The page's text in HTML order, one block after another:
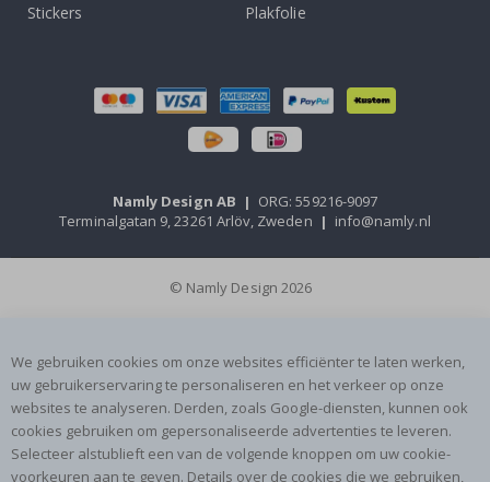
Stickers
Plakfolie
Namly Design AB | ORG: 559216-9097
Terminalgatan 9, 23261 Arlöv, Zweden | info@namly.nl
© Namly Design 2026
We gebruiken cookies om onze websites efficiënter te laten werken,
uw gebruikerservaring te personaliseren en het verkeer op onze
websites te analyseren. Derden, zoals Google-diensten, kunnen ook
cookies gebruiken om gepersonaliseerde advertenties te leveren.
Selecteer alstublieft een van de volgende knoppen om uw cookie-
voorkeuren aan te geven. Details over de cookies die we gebruiken,